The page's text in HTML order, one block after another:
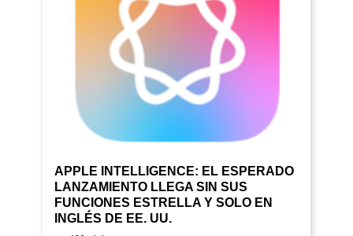
APPLE INTELLIGENCE: EL ESPERADO
LANZAMIENTO LLEGA SIN SUS
FUNCIONES ESTRELLA Y SOLO EN
INGLÉS DE EE. UU.